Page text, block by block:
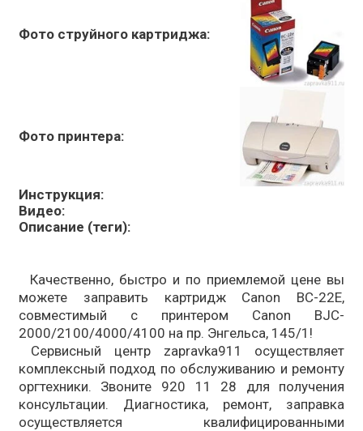
Фото струйного картриджа:
Фото принтера:
Инструкция:
Видео:
Описание (теги):
Качественно, быстро и по приемлемой цене вы
можете заправить картридж Canon BC-22E,
совместимый с принтером Canon BJC-
2000/2100/4000/4100 на пр. Энгельса, 145/1!
Сервисный центр zapravka911 осуществляет
комплексный подход по обслуживанию и ремонту
оргтехники. Звоните 920 11 28 для получения
консультации. Диагностика, ремонт, заправка
осуществляется квалифицированными